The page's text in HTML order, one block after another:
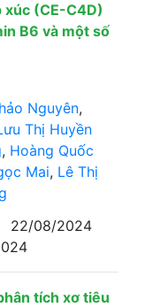
(CE-C4D)
B6 và một số
Nguyên,
Thị Huyền
, Hoàng Quốc
Mai, Lê Thị
22/08/2024
tích xơ tiêu